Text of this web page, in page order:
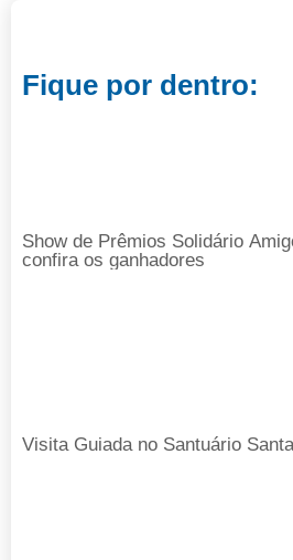
Fique por dentro:
Show de Prêmios Solidário
confira os ganhadores
Visita Guiada no Santuário